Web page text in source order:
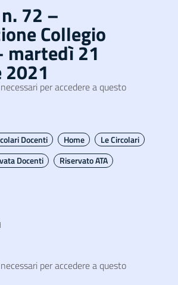
72 –
Collegio
martedì 21
per accedere a questo
Docenti Home
Le Circolari
Docenti Riservato ATA
per accedere a questo